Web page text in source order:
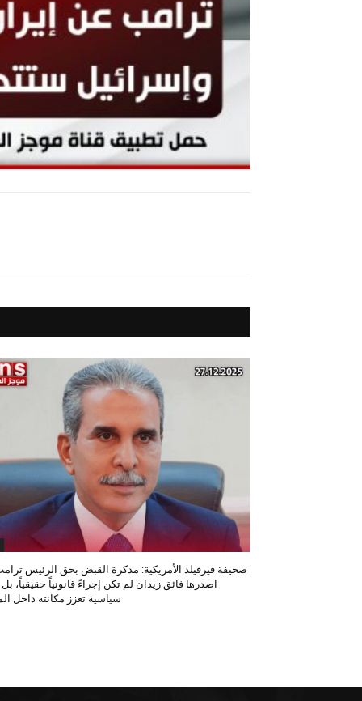
صحيفة فيرفيلد الأمريكية: مذكرة القبض بحق الرئيس
اصدرها فائق زيدان لم تكن إجراءً قانونياً حقيقياً،
سياسية تعزز مكانته داخل